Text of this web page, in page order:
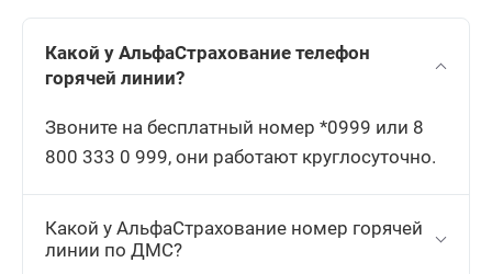
Какой у АльфаСтрахование телефон
горячей линии?
Звоните на бесплатный номер *0999 или 8
800 333 0 999, они работают круглосуточно.
Какой у АльфаСтрахование номер горячей
линии по ДМС?